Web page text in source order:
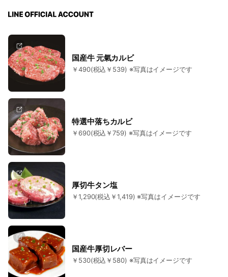
国産牛 元氣カルビ
￥490(税込￥539) ※写真はイメージです
特選中落ちカルビ
￥690(税込￥759) ※写真はイメージです
厚切牛タン塩
￥1,290(税込￥1,419) ※写真はイメージです
国産牛厚切レバー
￥530(税込￥580) ※写真はイメージです